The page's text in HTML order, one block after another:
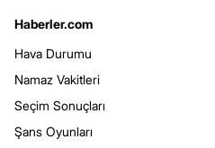
Haberler.com
Hava Durumu
Namaz Vakitleri
Seçim Sonuçları
Şans Oyunları